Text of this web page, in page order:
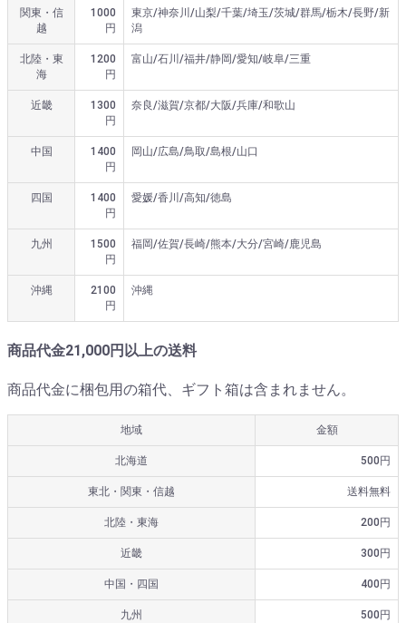
関東・信
越
1000
円
東京/神奈川/山梨/千葉/埼玉/茨城/群馬/栃木/長野/新
潟
北陸・東
海
1200
円
富山/石川/福井/静岡/愛知/岐阜/三重
近畿
1300
円
奈良/滋賀/京都/大阪/兵庫/和歌山
中国
1400
円
岡山/広島/鳥取/島根/山口
四国
1400
円
愛媛/香川/高知/徳島
九州
1500
円
福岡/佐賀/長崎/熊本/大分/宮崎/鹿児島
沖縄
2100
円
沖縄
商品代金21,000円以上の送料
商品代金に梱包用の箱代、ギフト箱は含まれません。
地域 金額
北海道 500円
東北・関東・信越 送料無料
北陸・東海 200円
近畿 300円
中国・四国 400円
九州 500円